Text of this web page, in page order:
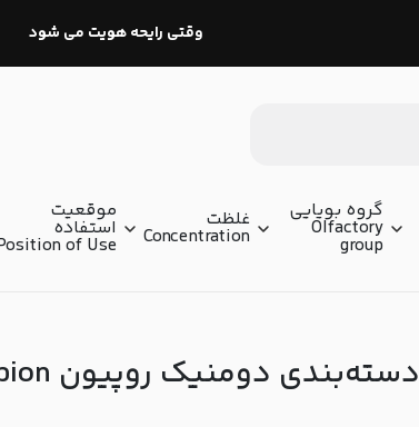
وقتی رایحه هویت می شود
گروه بویایی
Olfactory
group
غلظت
Concentration
موقعیت
استفاده
of Use
دسته‌بندی دومنیک روپیون Dominique Ropion